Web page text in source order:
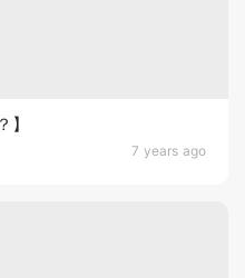
7 years ago